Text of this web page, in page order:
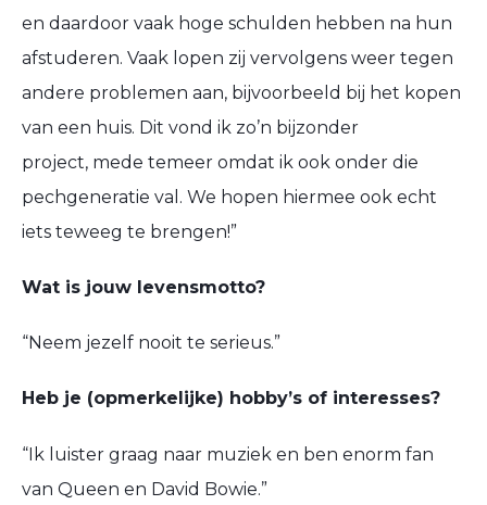
en daardoor vaak hoge schulden hebben na hun
afstuderen. Vaak lopen zij vervolgens weer tegen
andere problemen aan, bijvoorbeeld bij het kopen
van een huis. Dit vond ik zo’n bijzonder
project, mede temeer omdat ik ook onder die
pechgeneratie val. We hopen hiermee ook echt
iets teweeg te brengen!”
Wat is jouw levensmotto?
“Neem jezelf nooit te serieus.”
Heb je (opmerkelijke) hobby’s of interesses?
“Ik luister graag naar muziek en ben enorm fan
van Queen en David Bowie.”